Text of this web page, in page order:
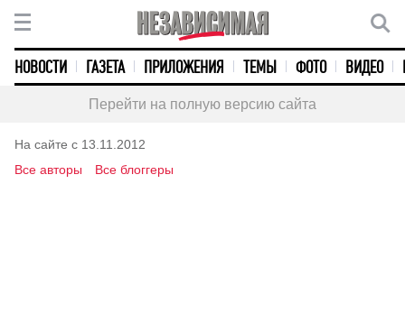
НОВОСТИ ГАЗЕТА ПРИЛОЖЕНИЯ ТЕМЫ ФОТО ВИДЕО
Перейти на полную версию сайта
На сайте с 13.11.2012
Все авторы
Все блоггеры